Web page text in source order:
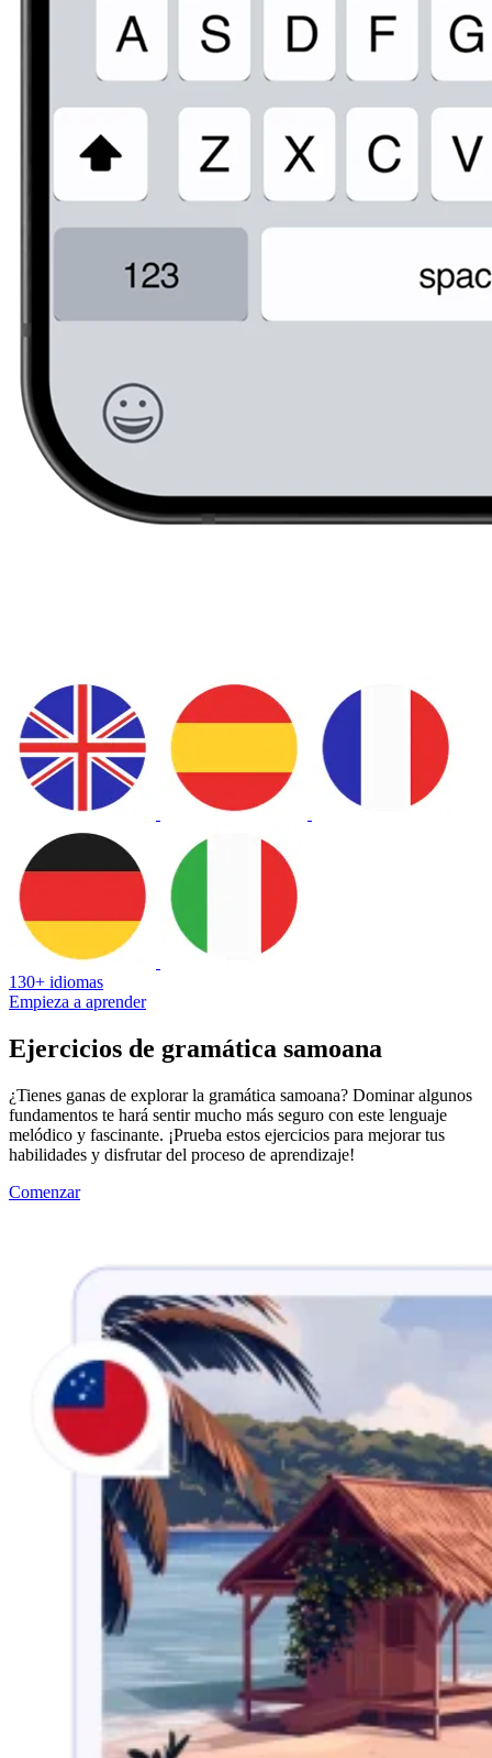
130+ idiomas
Empieza a aprender
Ejercicios de gramática samoana
¿Tienes ganas de explorar la gramática samoana? Dominar algunos
fundamentos te hará sentir mucho más seguro con este lenguaje
melódico y fascinante. ¡Prueba estos ejercicios para mejorar tus
habilidades y disfrutar del proceso de aprendizaje!
Comenzar